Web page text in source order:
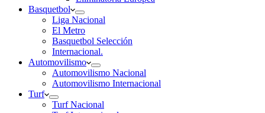
Basquetbol
Liga Nacional
El Metro
Basquetbol Selección
Internacional.
Automovilismo
Automovilismo Nacional
Automovilismo Internacional
Turf
Turf Nacional